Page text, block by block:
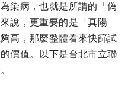
染病，也就是所謂的「偽
說，更重要的是「真陽
高，那麼整體看來快篩試
價值。以下是台北市立聯